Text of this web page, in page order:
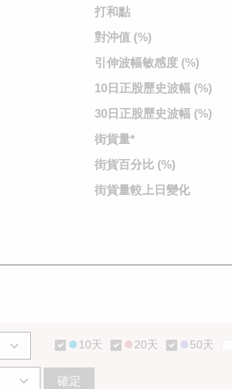
打和點
對沖值 (%)
引伸波幅敏感度 (%)
10日正股歷史波幅 (%)
30日正股歷史波幅 (%)
街貨量*
街貨百分比 (%)
街貨量較 上日變化
10天 20天 50天
確定